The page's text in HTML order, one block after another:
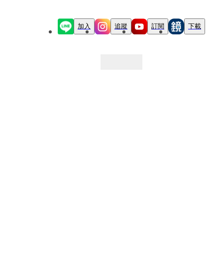
加入 追蹤 訂閱 下載